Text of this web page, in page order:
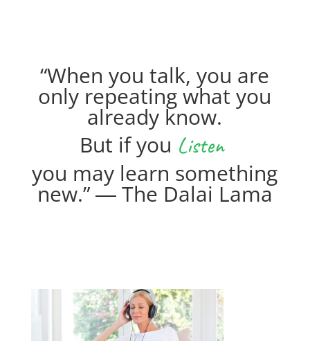
“When you talk, you are
only repeating what you
already know.
But if you Listen
you may learn something
new.”―The Dalai Lama